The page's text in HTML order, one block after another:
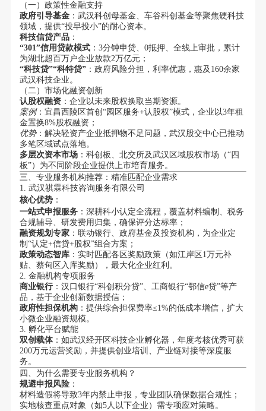
（一）政策性金融支持
政府引导基金：武汉科创母基金、车谷科创基金等聚焦硬科技
领域，提供“投早投小”的耐心资本。
科技信贷产品：
“301”信用贷款模式：3分钟申贷、0抵押、全线上审批，累计
为湖北超百万户企业放款2万亿元；
“科技贷”“科特贷”：政府风险分担，利率优惠，惠及160余家
武汉科技企业。
（二）市场化融资创新
认股权融资：企业以未来股权换取当期资源。
案例：宜昌西陵区首创“园区服务+认股权”模式，企业以3年租
金置换8%股权融资；
优势：解决轻资产企业抵押物不足问题，武汉股交中心已推动
多笔区域试点落地。
多层次资本市场：科创板、北交所及武汉区域股权市场（“四
板”）为不同阶段企业提供上市培育服务。
三、专业服务机构推荐：精准匹配企业需求
1. 武汉祺霖科技咨询服务有限公司
核心优势：
一站式申报服务：深耕科小认定全流程，覆盖材料编制、税务
合规辅导、研发费用归集，确保评分达标率；
融资规划专家：联动银行、政府基金及投资机构，为企业定
制“认定+信贷+股权”组合方案；
政策动态智库：实时匹配各区奖励政策（如江岸区1万元补
贴、蔡甸区入库奖励），最大化企业红利。
2. 金融机构专项服务
商业银行：汉口银行“科创积分贷”、工商银行“鄂信e贷”等产
品，基于企业创新数据授信；
政府性担保机构：提供综合担保费率≤1%的低成本增信，扩大
小微企业融资规模。
3. 孵化平台赋能
双创载体：如武汉经开区科技企业孵化器，年度考核优秀可获
200万元运营奖励，并提供创业培训、产业链对接等深度服
务。
四、为什么需要专业服务机构？
规避申报风险：
材料造假将导致3年内禁止申报，专业团队确保数据合规性；
实地核查重点对象（如5人以下企业）需专项应对策略。